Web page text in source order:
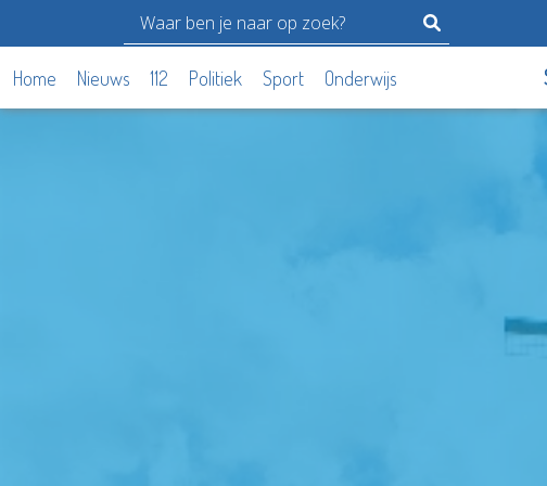
Home Nieuws 112 Politiek Sport Onderwijs